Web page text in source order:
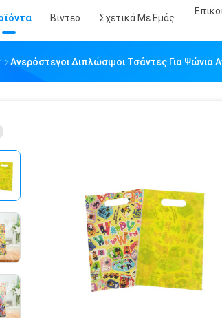
Βίντεο Σχετικά Με Εμάς
Ανερόστεγοι Διπλώσιμοι Τσάντες Για